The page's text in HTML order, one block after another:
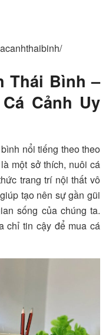
Thái Bình –
Cảnh Uy
nổi tiếng theo theo
một sở thích, nuôi cá
trang trí nội thất vô
tạo nên sự gần gũi
sống của chúng ta.
chỉ tin cậy để mua cá